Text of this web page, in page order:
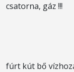
csatorna, gáz !!!
fúrt kút bő